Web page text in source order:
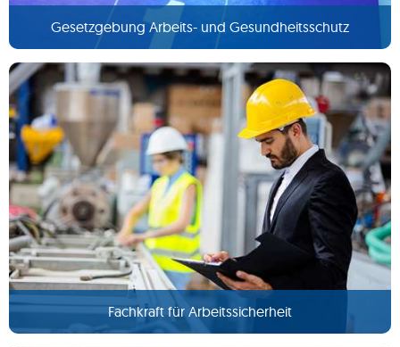
Gesetzgebung Arbeits- und Gesundheitsschutz
Fachkraft für Arbeitssicherheit